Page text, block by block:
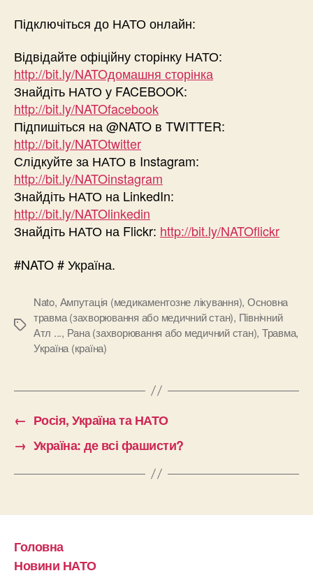
Підключіться до НАТО онлайн:
Відвідайте офіційну сторінку НАТО:
http://bit.ly/NATOдомашня сторінка
Знайдіть НАТО у FACEBOOK:
http://bit.ly/NATOfacebook
Підпишіться на @NATO в TWITTER:
http://bit.ly/NATOtwitter
Слідкуйте за НАТО в Instagram:
http://bit.ly/NATOinstagram
Знайдіть НАТО на LinkedIn:
http://bit.ly/NATOlinkedin
Знайдіть НАТО на Flickr: http://bit.ly/NATOflickr
#NATO # Україна.
Позначки
Nato, Ампутація (медикаментозне лікування), Основна
травма (захворювання або медичний стан), Північний
Атл ..., Рана (захворювання або медичний стан), Травма,
Україна (країна)
← Росія, Україна та НАТО
→ Україна: де всі фашисти?
Головна
Новини НАТО